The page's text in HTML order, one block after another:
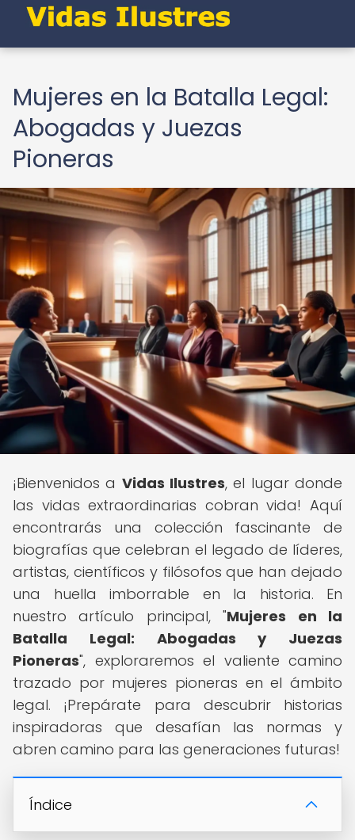
Mujeres en la Batalla Legal:
Abogadas y Juezas
Pioneras
¡Bienvenidos a Vidas Ilustres, el lugar donde
las vidas extraordinarias cobran vida! Aquí
encontrarás una colección fascinante de
biografías que celebran el legado de líderes,
artistas, científicos y filósofos que han dejado
una huella imborrable en la historia. En
nuestro artículo principal, "Mujeres en la
Batalla Legal: Abogadas y Juezas
Pioneras", exploraremos el valiente camino
trazado por mujeres pioneras en el ámbito
legal. ¡Prepárate para descubrir historias
inspiradoras que desafían las normas y
abren camino para las generaciones futuras!
Índice